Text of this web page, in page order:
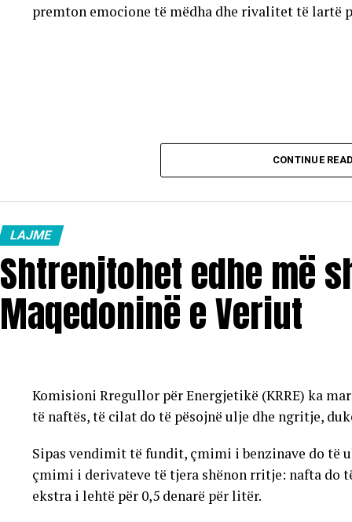
premton emocione të mëdha dhe rivalitet të lartë
CONTINUE
LAJME
Shtrenjtohet edhe më
Maqedoninë e Veriut
Komisioni Rregullor për Energjetikë (KRRE) ka
të naftës, të cilat do të pësojnë ulje dhe ngritje,
Sipas vendimit të fundit, çmimi i benzinave do të
çmimi i derivateve të tjera shënon rritje: nafta do
ekstra i lehtë për 0,5 denarë për litër.